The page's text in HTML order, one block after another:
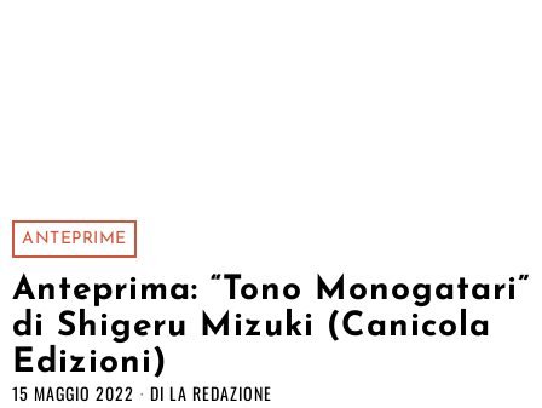
ANTEPRIME
Anteprima: “Tono Monogatari”
di Shigeru Mizuki (Canicola
Edizioni)
15 MAGGIO 2022 DI LA REDAZIONE